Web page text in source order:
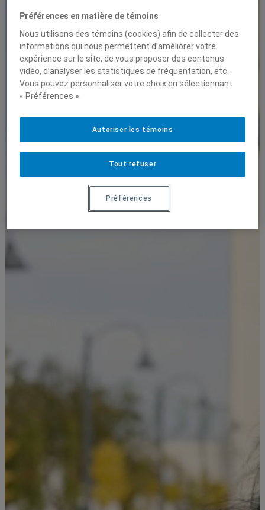
Préférences en matière de témoins
Nous utilisons des témoins (cookies) afin de collecter des
informations qui nous permettent d’améliorer votre
expérience sur le site, de vous proposer des contenus
vidéo, d’analyser les statistiques de fréquentation, etc.
Vous pouvez personnaliser votre choix en sélectionnant
« Préférences ».
Tout refuser
Autoriser les témoins
Préférences